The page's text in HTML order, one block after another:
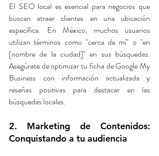
El SEO local es esencial para negocios que
buscan atraer clientes en una ubicación
específica. En México, muchos usuarios
utilizan términos como "cerca de mí" o "en
[nombre de la ciudad]" en sus búsquedas.
Asegúrate de optimizar tu ficha de Google My
Business con información actualizada y
reseñas positivas para destacar en las
búsquedas locales.
2. Marketing de Contenidos:
Conquistando a tu audiencia